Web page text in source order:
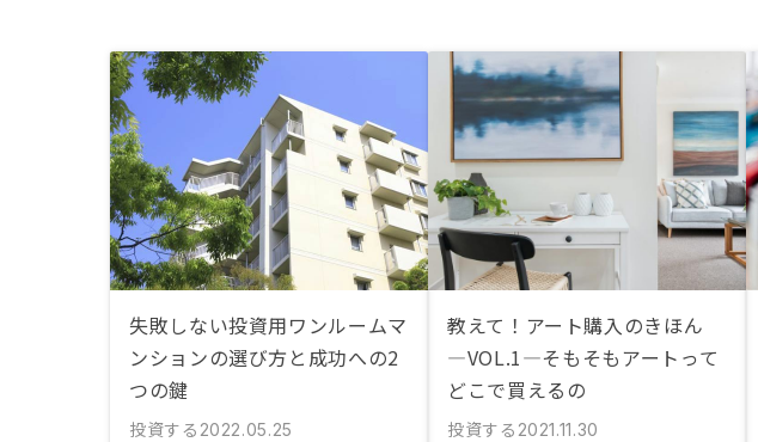
失敗しない投資用ワンルームマ
ンションの選び方と成功への2
つの鍵
投資する 2022.05.25
教えて！アート購入のきほん
―VOL.1―そもそもアートって
どこで買えるの
投資する 2021.11.30